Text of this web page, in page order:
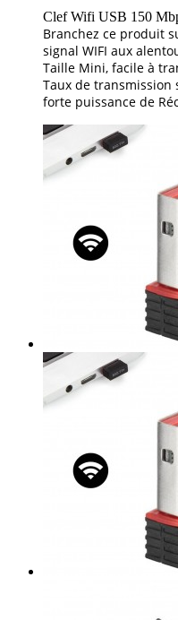
Clef Wifi USB 150
Branchez ce produit
signal WIFI aux
Taille Mini, facile à
Taux de transmission
forte puissance de